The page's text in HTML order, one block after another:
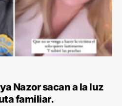
Nazor sacan a la luz
familiar.